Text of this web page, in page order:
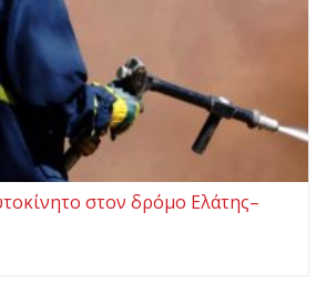
στον δρόμο Ελάτης–